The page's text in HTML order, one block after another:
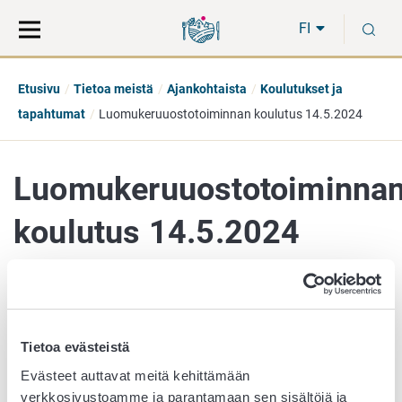
Tietoa evästeistä
Evästeet auttavat meitä kehittämään
verkkosivustoamme ja parantamaan sen sisältöjä ja
suoraan
sisältöön
koko
sivuston
FI
Etusivu Tietoa meistä Ajankohtaista
Koulutukset ja
tapahtumat
Luomukeruuostotoiminnan koulutus 14.5.2024
koulutus 14.5.2024
Luomukeruuostotoiminnan
koulutus